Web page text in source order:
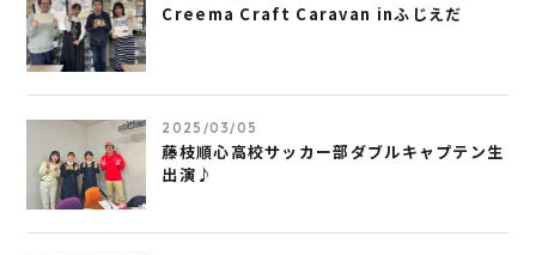
Creema Craft Caravan inふじえだ
2025/03/05
藤枝順心高校サッカー部ダブルキャプテン生
出演♪